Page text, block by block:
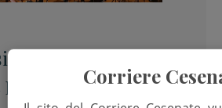
Corelli,
tra Comune e
Corriere